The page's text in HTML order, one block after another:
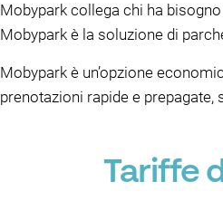
Mobypark collega chi ha
Mobypark è la soluzione di
Mobypark è un’opzione
prenotazioni rapide e
Tariffe